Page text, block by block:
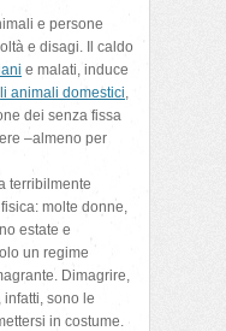
e persone
e disagi. Il caldo
e malati, induce
animali domestici,
dei senza fissa
–almeno per
terribilmente
molte donne,
estate e
un regime
Dimagrire,
sono le
in costume.